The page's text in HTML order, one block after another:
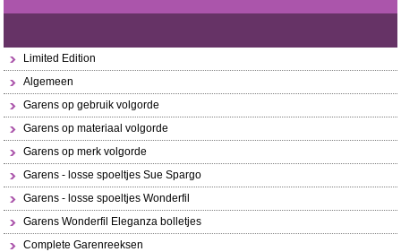
Limited Edition
Algemeen
Garens op gebruik volgorde
Garens op materiaal volgorde
Garens op merk volgorde
Garens - losse spoeltjes Sue Spargo
Garens - losse spoeltjes Wonderfil
Garens Wonderfil Eleganza bolletjes
Complete Garenreeksen